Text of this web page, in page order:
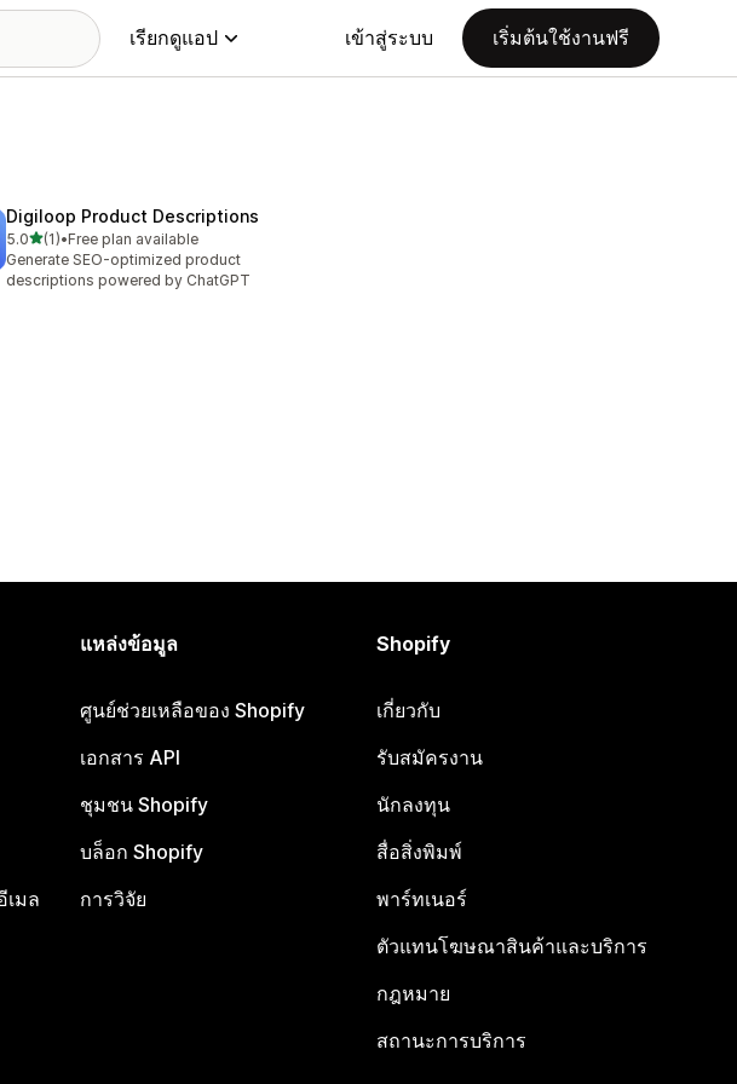
เรียกดูแอป เข้าสู่ระบบ เริ่มต้นใช้งานฟรี
Digiloop Product Descriptions
5.0เต็ม 5 ดาว
(1)
ทั้งหมด 1 รีวิว
•Free plan available
Generate SEO-optimized product
descriptions powered by ChatGPT
เมล
แหล่งข้อมูล
ศูนย์ช่วยเหลือของ Shopify
เอกสาร API
ชุมชน Shopify
บล็อก Shopify
การวิจัย
Shopify
เกี่ยวกับ
รับสมัครงาน
นักลงทุน
สื่อสิ่งพิมพ์
พาร์ทเนอร์
ตัวแทนโฆษณาสินค้าและบริการ
กฎหมาย
สถานะการบริการ